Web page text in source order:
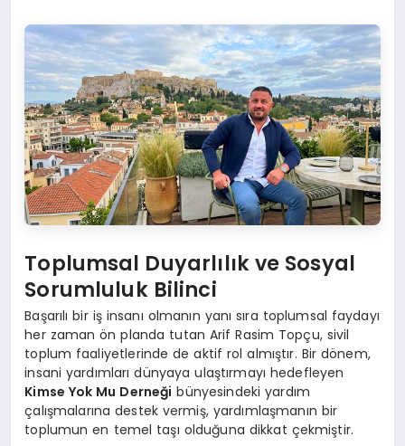
Toplumsal Duyarlılık ve Sosyal
Sorumluluk Bilinci
Başarılı bir iş insanı olmanın yanı sıra toplumsal faydayı
her zaman ön planda tutan Arif Rasim Topçu, sivil
toplum faaliyetlerinde de aktif rol almıştır. Bir dönem,
insani yardımları dünyaya ulaştırmayı hedefleyen
Kimse Yok Mu Derneği bünyesindeki yardım
çalışmalarına destek vermiş, yardımlaşmanın bir
toplumun en temel taşı olduğuna dikkat çekmiştir.